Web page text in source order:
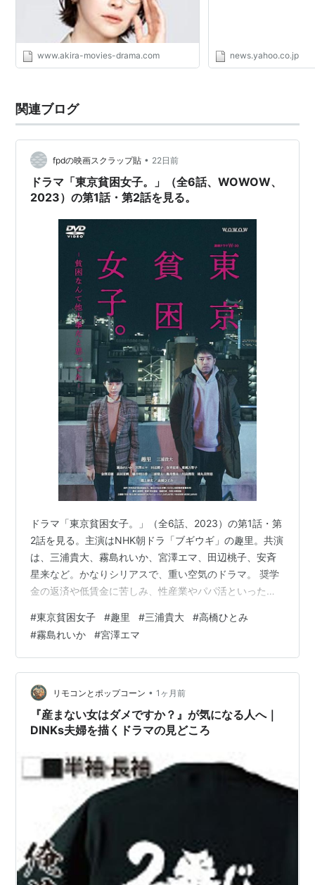
www.akira-movies-drama.com news.yahoo.co.jp
関連ブログ
fpdの映画スクラップ貼 • 22日前
ドラマ「東京貧困女子。」（全6話、WOWOW、
2023）の第1話・第2話を見る。
ドラマ「東京貧困女子。」（全6話、2023）の第1話・第
2話を見る。主演はNHK朝ドラ「ブギウギ」の趣里。共演
は、三浦貴大、霧島れいか、宮澤エマ、田辺桃子、安斉
星来など。かなりシリアスで、重い空気のドラマ。 奨学
金の返済や低賃金に苦しみ、性産業やパパ活といった過
姿と、彼女たちを追い詰める社会の不条理を克明に描い
ている。 離婚を機に経済誌の契約編集者へ復帰したシン
グルマザーの主人公・雁矢摩子（趣里）が「女性の貧
困」をテーマにした連載を担当し、摩子自身も「貧困」
が他人事ではないと自覚していく姿が描かれる物語。 取
材を通じて、奨学金破綻や非正規雇用の…
#東京貧困女子 #趣里 #三浦貴大 #高橋ひとみ
#霧島れいか #宮澤エマ
リモコンとポップコーン • 1ヶ月前
『産まない女はダメですか？』が気になる人へ｜
DINKs夫婦を描くドラマの見どころ